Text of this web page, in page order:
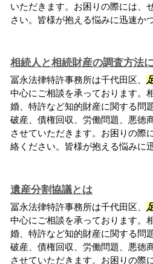
いただきます。お困りの際には、
さい。皆様が抱える悩みに迅速か
相続人と相続財産の調査方法
冨永法律特許事務所は千代田区、
中心にご相談を承っております。
婚、特許など知的財産に関する問題
破産、債権回収、労働問題、悪徳
させていただきます。お困りの際
絡ください。皆様が抱える悩みに
遺産分割協議とは
冨永法律特許事務所は千代田区、
中心にご相談を承っております。
婚、特許など知的財産に関する問題
破産、債権回収、労働問題、悪徳
させていただきます。お困りの際